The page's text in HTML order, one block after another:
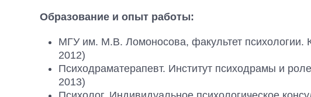
Образование и опыт работы:
МГУ им. М.В. Ломоносова, факультет психологии.
2012)
Психодраматерапевт. Институт психодрамы и
2013)